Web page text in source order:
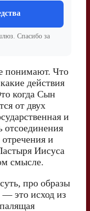
Спасибо за
понимают. Что
действия
когда Сын
от двух
и
отсоединения
и
Иисуса
смысле.
про образы
— это исход из